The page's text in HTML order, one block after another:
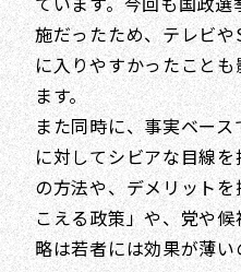
施だったため、テレビ
に入りやすかったこと
ます。
また同時に、事実ベー
に対してシビアな目線
の方法や、デメリット
こえる政策」や、党や
略は若者には効果が薄